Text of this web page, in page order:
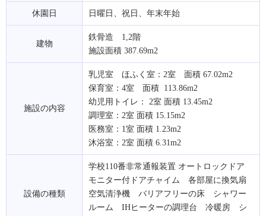
休園日 日曜日、祝日、年末年始
建物
鉄骨造 1,2階
施設面積 387.69m2
施設の内容
乳児室 ほふく室：2室 面積 67.02m2
保育室：4室 面積 113.86m2
幼児用トイレ： 2室 面積 13.45m2
調理室：2室 面積 15.15m2
医務室：1室 面積 1.23m2
沐浴室：2室 面積 6.31m2
設備の種類
学校110番非常通報装置 オートロックドア
モニター付ドアチャイム 各部屋に換気扇
空気清浄機 バリアフリーの床 シャワー
ルーム IHヒーターの調理台 冷暖房 シ